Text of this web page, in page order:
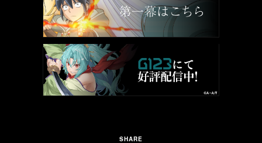
SHARE